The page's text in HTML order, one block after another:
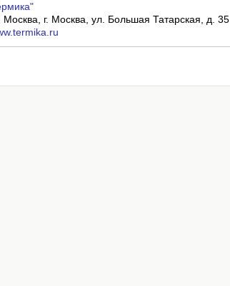
Москва, г. Москва, ул. Большая Татарская, д. 35